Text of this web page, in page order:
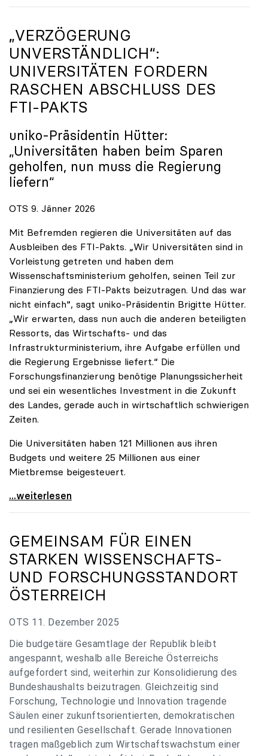
„VERZÖGERUNG
UNVERSTÄNDLICH“:
UNIVERSITÄTEN FORDERN
RASCHEN ABSCHLUSS DES
FTI-PAKTS
uniko-Präsidentin Hütter:
„Universitäten haben beim Sparen
geholfen, nun muss die Regierung
liefern“
OTS 9. Jänner 2026
Mit Befremden regieren die Universitäten auf das
Ausbleiben des FTI-Pakts. „Wir Universitäten sind in
Vorleistung getreten und haben dem
Wissenschaftsministerium geholfen, seinen Teil zur
Finanzierung des FTI-Pakts beizutragen. Und das war
nicht einfach“, sagt uniko-Präsidentin Brigitte Hütter.
„Wir erwarten, dass nun auch die anderen beteiligten
Ressorts, das Wirtschafts- und das
Infrastrukturministerium, ihre Aufgabe erfüllen und
die Regierung Ergebnisse liefert.“ Die
Forschungsfinanzierung benötige Planungssicherheit
und sei ein wesentliches Investment in die Zukunft
des Landes, gerade auch in wirtschaftlich schwierigen
Zeiten.
Die Universitäten haben 121 Millionen aus ihren
Budgets und weitere 25 Millionen aus einer
Mietbremse beigesteuert.
„Verzögerung unverständlich“: Universitäten
...weiterlesen
GEMEINSAM FÜR EINEN
STARKEN WISSENSCHAFTS-
UND FORSCHUNGSSTANDORT
ÖSTERREICH
OTS 11. Dezember 2025
Die budgetäre Gesamtlage der Republik bleibt
angespannt, weshalb alle Bereiche Österreichs
aufgefordert sind, weiterhin zur Konsolidierung des
Bundeshaushalts beizutragen. Gleichzeitig sind
Forschung, Technologie und Innovation tragende
Säulen einer zukunftsorientierten, demokratischen
und resilienten Gesellschaft. Gerade Innovationen
tragen maßgeblich zum Wirtschaftswachstum einer